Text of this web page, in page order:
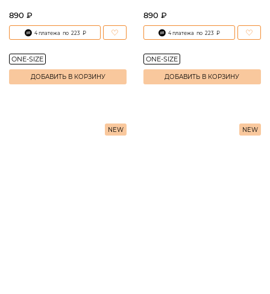
890 ₽
4 платежа по 223 ₽
ONE-SIZE
ДОБАВИТЬ В КОРЗИНУ
890 ₽
4 платежа по 223 ₽
ONE-SIZE
ДОБАВИТЬ В КОРЗИНУ
NEW NEW